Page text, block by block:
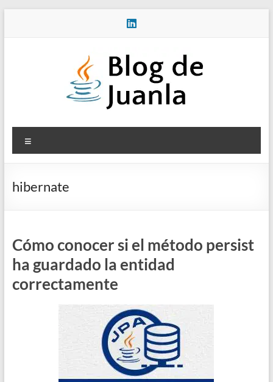
Blog
de
Juanla
hibernate
Cómo conocer si el método persist
ha guardado la entidad
correctamente